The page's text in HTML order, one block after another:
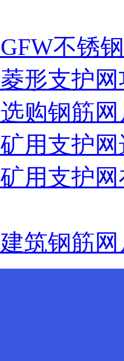
GFW不锈
菱形支护
选购钢筋
矿用支护
矿用支护
建筑钢筋